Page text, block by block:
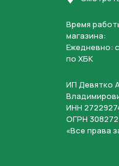
Время
магазина:
Ежедневно:
по ХБК
ИП Девятко
ИНН
ОГРН
«Все права